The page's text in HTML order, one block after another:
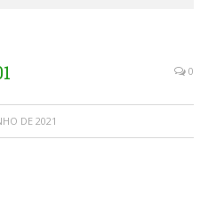
0
DE 2021